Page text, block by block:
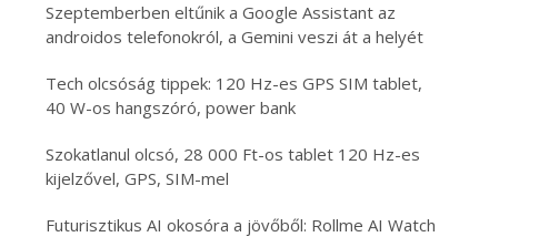
Szeptemberben eltűnik a Google Assistant az
androidos telefonokról, a Gemini veszi át a helyét
Tech olcsóság tippek: 120 Hz-es GPS SIM tablet,
40 W-os hangszóró, power bank
Szokatlanul olcsó, 28 000 Ft-os tablet 120 Hz-es
kijelzővel, GPS, SIM-mel
Futurisztikus AI okosóra a jövőből: Rollme AI Watch